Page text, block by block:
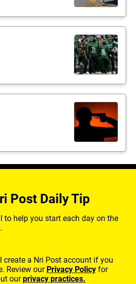
Post Daily Tip
to help you start each day on the
create a Nri Post account if you
Review our Privacy Policy for
ourprivacy practices.